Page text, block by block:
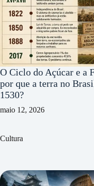
O Ciclo do Açúcar e a
por que a terra no
1530?
maio 12, 2026
Cultura